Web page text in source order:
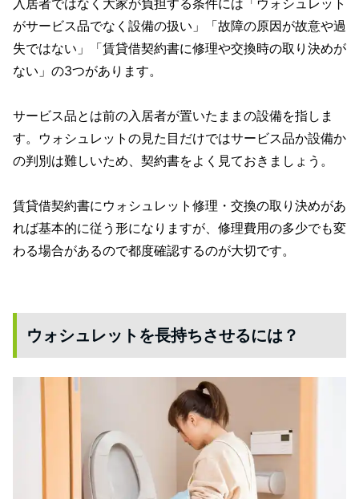
入居者ではなく大家が負担する条件には「ウォシュレット
がサービス品でなく設備の扱い」「故障の原因が故意や過
失ではない」「賃貸借契約書に修理や交換時の取り決めが
ない」の3つがあります。
サービス品とは前の入居者が置いたままの設備を指しま
す。ウォシュレットの見た目だけではサービス品か設備か
の判別は難しいため、契約書をよく見ておきましょう。
賃貸借契約書にウォシュレット修理・交換の取り決めがあ
れば基本的に従う形になりますが、修理費用の多少でも変
わる場合があるので都度確認するのが大切です。
ウォシュレットを長持ちさせるには？